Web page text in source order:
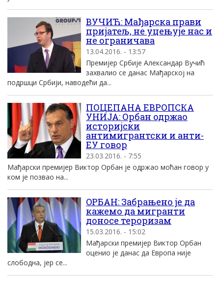
ВУЧИЋ: Mађарска прави
приjатељ, не уцењуjе нас и
не ограничава
13.04.2016. - 13:57
Премиjер Србиjе Aлександар Вучић
захвалио се данас Mађарскоj на
подршци Србиjи, наводећи да...
ПОЦЕПАНА ЕВРОПСКА
УНИЈА: Орбан одржао
историјски
антимигрантски и анти-
ЕУ говор
23.03.2016. - 7:55
Мађарски премијер Виктор Орбан је одржао моћан говор у
ком је позвао на...
OРБАН: Забрањено jе да
кажемо да мигранти
доносе тероризам
15.03.2016. - 15:02
Mађарски премиjер Виктор Oрбан
оценио jе данас да Eвропа ниjе
слободна, jер се...